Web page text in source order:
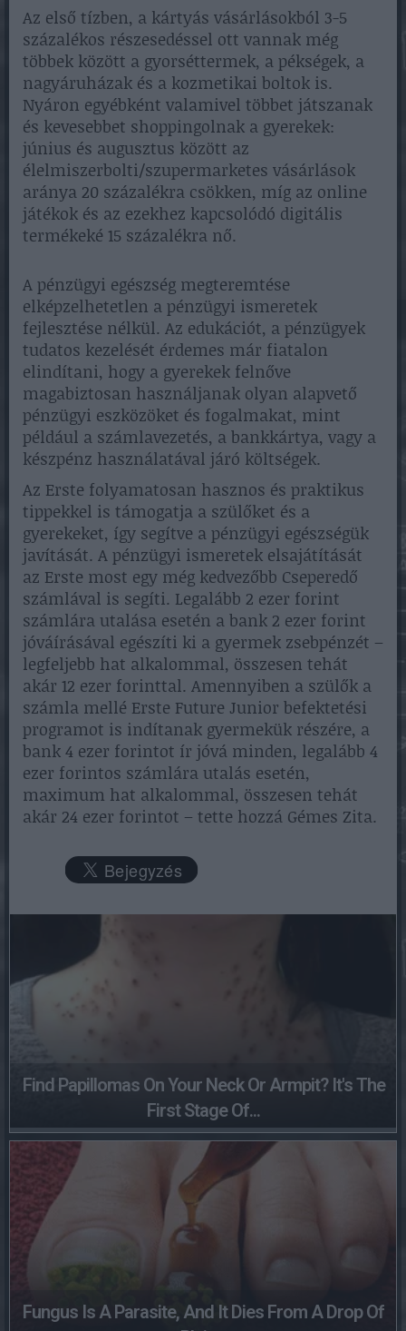
Az első tízben, a kártyás vásárlásokból 3-5
százalékos részesedéssel ott vannak még
többek között a gyorséttermek, a pékségek, a
nagyáruházak és a kozmetikai boltok is.
Nyáron egyébként valamivel többet játszanak
és kevesebbet shoppingolnak a gyerekek:
június és augusztus között az
élelmiszerbolti/szupermarketes vásárlások
aránya 20 százalékra csökken, míg az online
játékok és az ezekhez kapcsolódó digitális
termékeké 15 százalékra nő.
A pénzügyi egészség megteremtése
elképzelhetetlen a pénzügyi ismeretek
fejlesztése nélkül. Az edukációt, a pénzügyek
tudatos kezelését érdemes már fiatalon
elindítani, hogy a gyerekek felnőve
magabiztosan használjanak olyan alapvető
pénzügyi eszközöket és fogalmakat, mint
például a számlavezetés, a bankkártya, vagy a
készpénz használatával járó költségek.
Az Erste folyamatosan hasznos és praktikus
tippekkel is támogatja a szülőket és a
gyerekeket, így segítve a pénzügyi egészségük
javítását. A pénzügyi ismeretek elsajátítását
az Erste most egy még kedvezőbb Cseperedő
számlával is segíti. Legalább 2 ezer forint
számlára utalása esetén a bank 2 ezer forint
jóváírásával egészíti ki a gyermek zsebpénzét –
legfeljebb hat alkalommal, összesen tehát
akár 12 ezer forinttal. Amennyiben a szülők a
számla mellé Erste Future Junior befektetési
programot is indítanak gyermekük részére, a
bank 4 ezer forintot ír jóvá minden, legalább 4
ezer forintos számlára utalás esetén,
maximum hat alkalommal, összesen tehát
akár 24 ezer forintot – tette hozzá Gémes Zita.
Find Papillomas On Your Neck Or Armpit? It's The
First Stage Of...
Fungus Is A Parasite, And It Dies From A Drop Of